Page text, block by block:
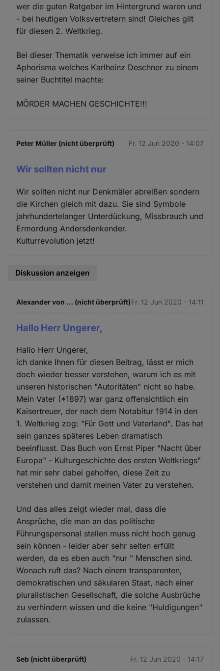
wer die guten Ratgeber im Hintergrund waren und
- bei heutigen Volksvertretern sind! Gleiches gilt
für diesen 2. Weltkrieg.
Bei dieser Thematik verweise ich immer auf ein
Aphorisma welches Karlheinz Deschner zu einem
seiner Buchtitel machte:
MÖRDER MACHEN GESCHICHTE!!!
Peter Müller (nicht überprüft) Fr. 12 Jun 2020 - 14:07
Wir sollten nicht nur
Wir sollten nicht nur Denkmäler abreißen sondern
die Kirchen gleich mit dazu. Sie sind Symbole
jahrhundertelanger Unterdückung, Missbrauch und
Ermordung Andersdenkender.
Kulturrevolution jetzt!
Diskussion anzeigen
Alexander von … (nicht überprüft)Fr. 12 Jun 2020 - 14:11
Hallo Herr Ungerer,
Hallo Herr Ungerer,
ich danke Ihnen für diesen Beitrag, lässt er mich
doch wieder besser verstehen, warum ich es mit
unseren historischen "Autoritäten" nicht so habe.
Mein Vater (*1897) war ganz offensichtlich ein
Kaisertreuer, der nach dem Notabitur 1914 in den
1. Weltkrieg zog: "Für Gott und Vaterland". Das hat
sein ganzes späteres Leben dramatisch
beeinflusst. Das Buch von Ernst Piper "Nacht über
Europa" - Kulturgeschichte des ersten Weltkriegs"
hat mir sehr dabei geholfen, diese Zeit zu
verstehen und damit meinen Vater zu verstehen.
Und das alles zeigt wieder mal, dass die
Ansprüche, die man an das politische
Führungspersonal stellen muss nicht hoch genug
sein können - leider aber sehr selten erfüllt
werden, da es eben auch "nur " Menschen sind.
Wonach ruft das? Nach einem transparenten,
demokratischen und säkularen Staat, nach einer
pluralistischen Gesellschaft, die solche Ausbrüche
zu verhindern wissen und die keine "Huldigungen"
zulassen.
Seb (nicht überprüft) Fr. 12 Jun 2020 - 14:17